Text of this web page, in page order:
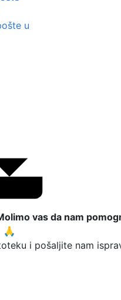
u
vas da nam
🙏
i pošaljite nam